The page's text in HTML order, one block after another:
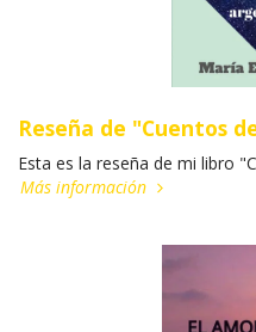
Reseña de "Cuentos
Esta es la reseña de mi libro
Más información